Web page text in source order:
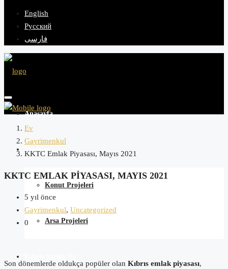
English
Русский
فارسی
Anasayfa
Projeler
Konut Projeleri
Arsa Projeleri
Ev
Gayrimenkul
KKTC Emlak Piyasası, Mayıs 2021
KKTC EMLAK PIYASASI, MAYIS 2021
5 yıl önce
Gayrimenkul, Uncategorized
0
Son dönemlerde oldukça popüler olan Kıbrıs emlak piyasası,